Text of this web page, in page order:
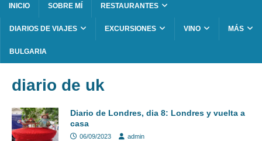
INICIO SOBRE MÍ RESTAURANTES
DIARIOS DE VIAJES EXCURSIONES VINO MÁS
BULGARIA
diario de uk
Diario de Londres, dia 8: Londres y vuelta a
casa
06/09/2023 admin